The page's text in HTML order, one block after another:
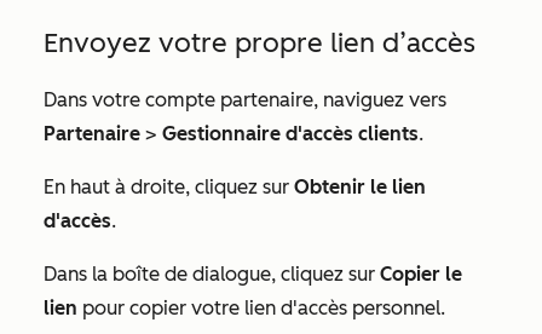
Envoyez votre propre lien d’accès
Dans votre compte partenaire, naviguez vers
Partenaire > Gestionnaire d'accès clients.
En haut à droite, cliquez sur Obtenir le lien
d'accès.
Dans la boîte de dialogue, cliquez sur Copier le
lien pour copier votre lien d'accès personnel.